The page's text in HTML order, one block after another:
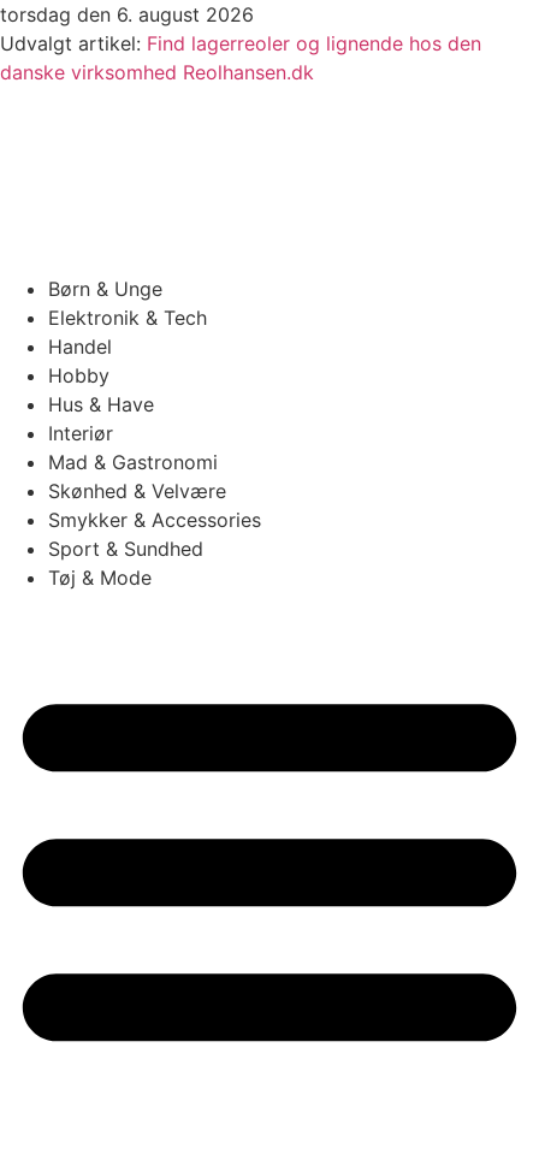
Videre
til
indhold
torsdag den 6. august 2026
Udvalgt artikel: Find lagerreoler og lignende hos den
danske virksomhed Reolhansen.dk
Børn & Unge
Elektronik & Tech
Handel
Hobby
Hus & Have
Interiør
Mad & Gastronomi
Skønhed & Velvære
Smykker & Accessories
Sport & Sundhed
Tøj & Mode